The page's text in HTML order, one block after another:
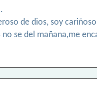
de dios, soy
se del mañana,me